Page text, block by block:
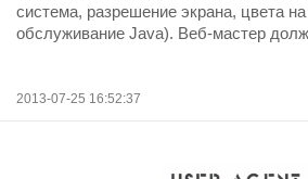
система, разрешение экрана, цвета
обслуживание Java). Веб-мастер
2013-07-25 16:52:37